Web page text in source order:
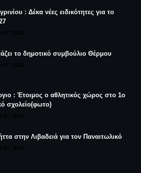
: Δέκα νέες ειδικότητες για το
το δημοτικό συμβούλιο Θέρμου
: Έτοιμος ο αθλητικός χώρος στο 1ο
σχολείο(φωτο)
στην Λιβαδειά για τον Παναιτωλικό